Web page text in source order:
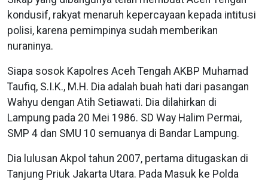
kondusif, rakyat menaruh kepercayaan kepada intitusi
polisi, karena pemimpinya sudah memberikan
nuraninya.
Siapa sosok Kapolres Aceh Tengah AKBP Muhamad
Taufiq, S.I.K., M.H. Dia adalah buah hati dari pasangan
Wahyu dengan Atih Setiawati. Dia dilahirkan di
Lampung pada 20 Mei 1986. SD Way Halim Permai,
SMP 4 dan SMU 10 semuanya di Bandar Lampung.
Dia lulusan Akpol tahun 2007, pertama ditugaskan di
Tanjung Priuk Jakarta Utara. Pada Masuk ke Polda